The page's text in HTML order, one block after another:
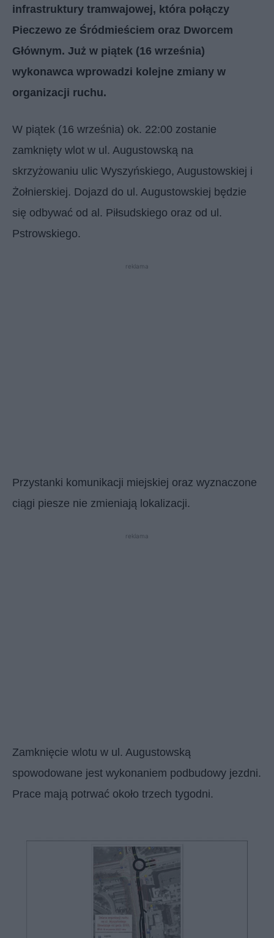
infrastruktury tramwajowej, która połączy
Pieczewo ze Śródmieściem oraz Dworcem
Głównym. Już w piątek (16 września)
wykonawca wprowadzi kolejne zmiany w
organizacji ruchu.
W piątek (16 września) ok. 22:00 zostanie
zamknięty wlot w ul. Augustowską na
skrzyżowaniu ulic Wyszyńskiego, Augustowskiej i
Żołnierskiej. Dojazd do ul. Augustowskiej będzie
się odbywać od al. Piłsudskiego oraz od ul.
Pstrowskiego.
reklama
Przystanki komunikacji miejskiej oraz wyznaczone
ciągi piesze nie zmieniają lokalizacji.
reklama
Zamknięcie wlotu w ul. Augustowską
spowodowane jest wykonaniem podbudowy jezdni.
Prace mają potrwać około trzech tygodni.